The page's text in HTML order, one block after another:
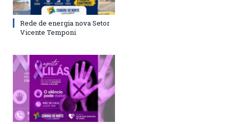
Rede de energia nova Setor
Vicente Temponi